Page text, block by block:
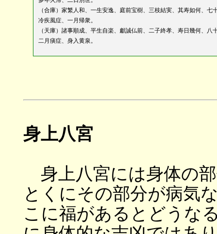
（合庫）家繁人和、一生安逸、庭前宝樹、三枝結実、其寿如何、七
冷疾風症、一月帰衆。
（天庫）諸事順成、平生自楽、獻誠仏前、二子終孝、寿日幾何、八
二月痰症、身入黄泉。
身上八宮
身上八宮には身体の
とくにその部分が病気
こに福があるとどうな